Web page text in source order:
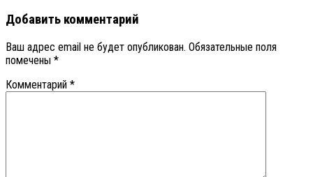
Добавить комментарий
Ваш адрес email не будет опубликован. Обязательные поля
помечены *
Комментарий *